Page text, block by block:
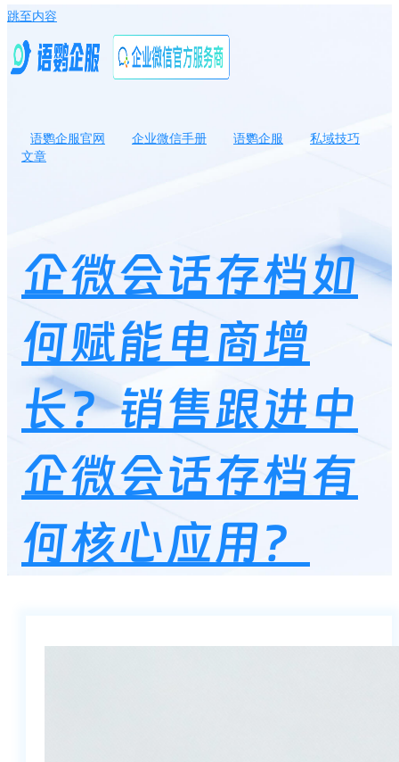
跳至内容
语鹦企服官网 企业微信手册 语鹦企服
私域技巧
文章
企微会话存档如
何赋能电商增
长？销售跟进中
企微会话存档有
何核心应用？